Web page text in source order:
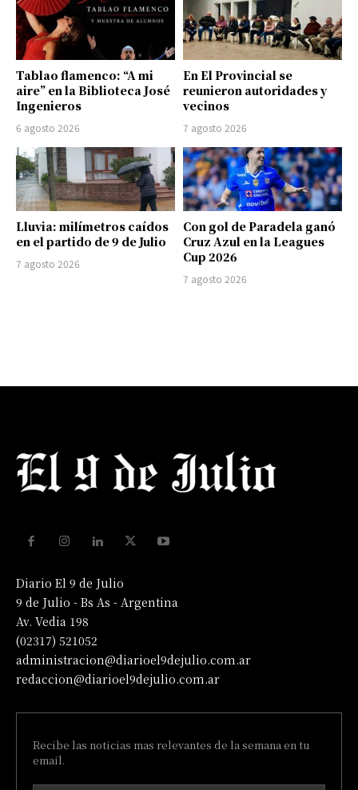
Tablao flamenco: “A mi
aire” en la Biblioteca José
Ingenieros
6 agosto 2026
En El Provincial se
reunieron autoridades y
vecinos
7 agosto 2026
Lluvia: milímetros caídos
en el partido de 9 de Julio
7 agosto 2026
Con gol de Paradela ganó
Cruz Azul en la Leagues
Cup 2026
7 agosto 2026
Diario El 9 de Julio
9 de Julio - Bs As - Argentina
Av. Vedia 198
(02317) 521052
administracion@diarioel9dejulio.com.ar
redaccion@diarioel9dejulio.com.ar
Recibe las noticias mas relevantes de la semana en tu
email.